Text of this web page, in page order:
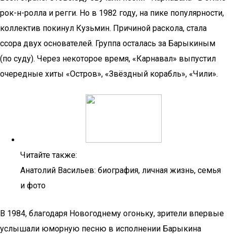
рок-н-ролла и регги. Но в 1982 году, на пике популярности,
коллектив покинул Кузьмин. Причиной раскола, стала
ссора двух основателей. Группа осталась за Барыкиным
(по суду). Через некоторое время, «Карнавал» выпустил
очередные хиты «Остров», «Звёздный корабль», «Чили».
Читайте также:
Анатолий Васильев: биография, личная жизнь, семья
и фото
В 1984, благодаря Новогоднему огоньку, зрители впервые
услышали юморную песню в исполнении Барыкина